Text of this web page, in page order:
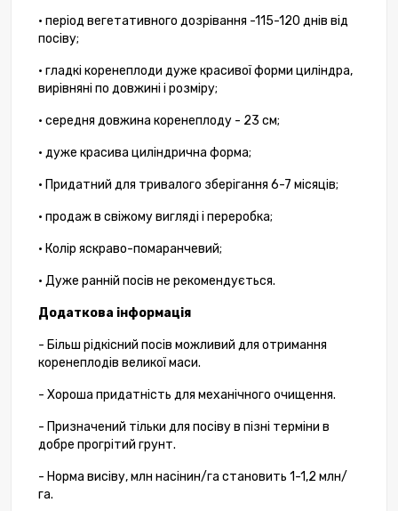
• період вегетативного дозрівання -115-120 днів від
посіву;
• гладкі коренеплоди дуже красивої форми циліндра,
вирівняні по довжині і розміру;
• середня довжина коренеплоду - 23 см;
• дуже красива циліндрична форма;
• Придатний для тривалого зберігання 6-7 місяців;
• продаж в свіжому вигляді і переробка;
• Колір яскраво-помаранчевий;
• Дуже ранній посів не рекомендується.
Додаткова інформація
- Більш рідкісний посів можливий для отримання
коренеплодів великої маси.
- Хороша придатність для механічного очищення.
- Призначений тільки для посіву в пізні терміни в
добре прогрітий грунт.
- Норма висіву, млн насінин/га становить 1-1,2 млн/
га.